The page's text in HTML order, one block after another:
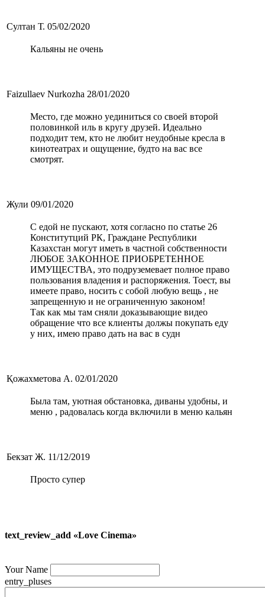
Султан Т. 05/02/2020
Кальяны не очень
Faizullaev Nurkozha 28/01/2020
Место, где можно уединиться со своей второй
половинкой иль в кругу друзей. Идеально
подходит тем, кто не любит неудобные кресла в
кинотеатрах и ощущение, будто на вас все
смотрят.
Жули 09/01/2020
С едой не пускают, хотя согласно по статье 26
Конститутций РК, Граждане Республики
Казахстан могут иметь в частной собственности
ЛЮБОЕ ЗАКОННОЕ ПРИОБРЕТЕННОЕ
ИМУЩЕСТВА, это подруземевает полное право
пользования владения и распоряжения. Тоест, вы
имеете право, носить с собой любую вещь , не
запрещенную и не ограниченную законом!
Так как мы там сняли доказывающие видео
обращение что все клиенты должы покупать еду
у них, имею право дать на вас в судн
Қожахметова А. 02/01/2020
Была там, уютная обстановка, диваны удобны, и
меню , радовалась когда включили в меню кальян
Бекзат Ж. 11/12/2019
Просто супер
text_review_add «Love Cinema»
Your Name
entry_pluses